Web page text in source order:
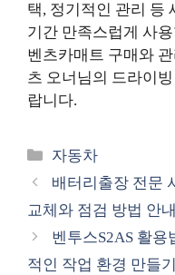
택, 정기적인 관리 등
기간 만족스럽게 사
벤츠카매트 구매와
츠 오너님의 드라이
랍니다.
카
테
리
자동차
배터리출장 전문
교체와 점검 방법 안내
벤투스S2AS 활
적인 작업 환경 만들기